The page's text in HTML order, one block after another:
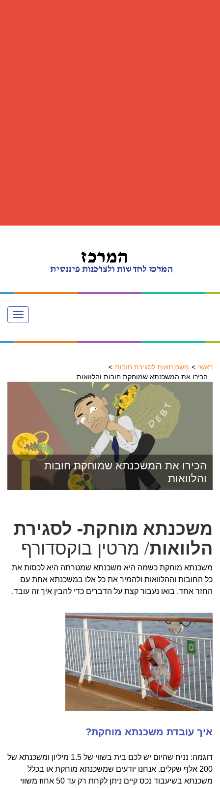
Toggle
navigation
ראשי
משכנתאות לסגירת חובות
הכירו את המשכנתא שמוחקת חובות והלוואות
הכירו את המשכנתא שמוחקת חובות
והלוואות
משכנתא מוחקת- לסגירת
הלוואות/ מרטין בוקסדורף
משכנתא מוחקת כשמה היא משכנתא שמטרתה היא לכסות את
כל החובות וההלוואות ולהמיר את כל אלו במשכנתא אחת עם
החזר אחד. בואו נעבור קצת על הדברים כדי להבין איך זה עובד.
איך עובדת משכנתא מוחקת?
דוגמה: נניח שהיום יש לכם בית בשווי של 1.5 מיליון ומשכנתא של
200 אלף שקלים. אנחנו יודעים שמשכנתא מוחקת או בכלל
משכנתא בשיעבוד נכס קיים ניתן לקחת רק עד 50 אחוז משווי